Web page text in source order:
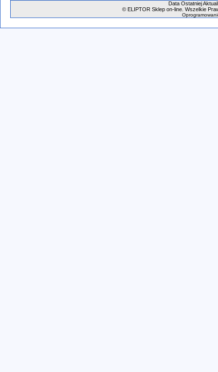
Data Ostatniej
©ELIPTOR Sklep on-line. Wszelkie